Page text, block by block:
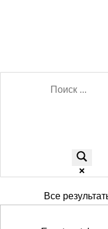
Все